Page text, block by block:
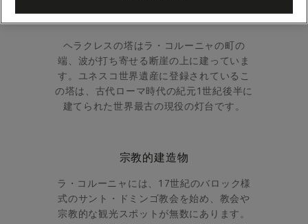
ヘラクレスの塔はラ・コルーニャの町の
端、波が打ち寄せる断崖の上に建っていま
す。ユネスコ世界遺産に登録されているこ
の塔は、古代ローマ時代の紀元1世紀後半に
建てられた世界最古の現役の灯台です。
宗教的建造物
ラ・コルーニャには、17世紀のバロック様
式のサント・ドミンゴ教会を始め、教会や
宗教的な観光スポットが無数にあります。